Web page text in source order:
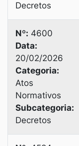
Decretos
Nº: 4600
Data:
20/02/2026
Categoria:
Atos
Normativos
Subcategoria:
Decretos